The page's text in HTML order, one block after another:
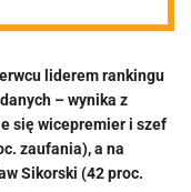
liderem rankingu
– wynika z
się wicepremier i szef
zaufania), a na
Sikorski (42 proc.